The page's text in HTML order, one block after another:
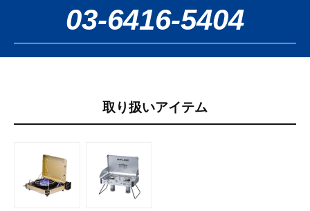
03-6416-5404
取り扱いアイテム